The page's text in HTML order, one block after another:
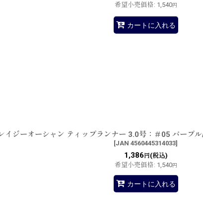
希望小売価格: 1,540円
カートに入れる
イジーオーシャン ティップランナー 3.0号：＃05 パープ
[JAN 4560445314033]
1,386 円(税込)
希望小売価格: 1,540円
カートに入れる